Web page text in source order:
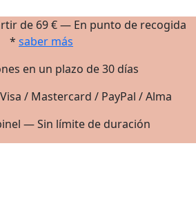
de 69 € — En punto de recogida
* saber más
en un plazo de 30 días
/ Mastercard / PayPal / Alma
— Sin límite de duración